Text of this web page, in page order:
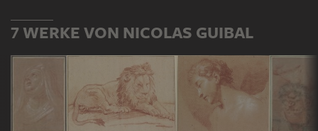
7 WERKE VON NICOLAS GUIBAL